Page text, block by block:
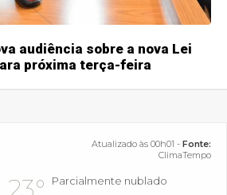
audiência sobre a nova Lei
próxima terça-feira
Atualizado às 00h01 - Fonte:
ClimaTempo
23° Parcialmente nublado